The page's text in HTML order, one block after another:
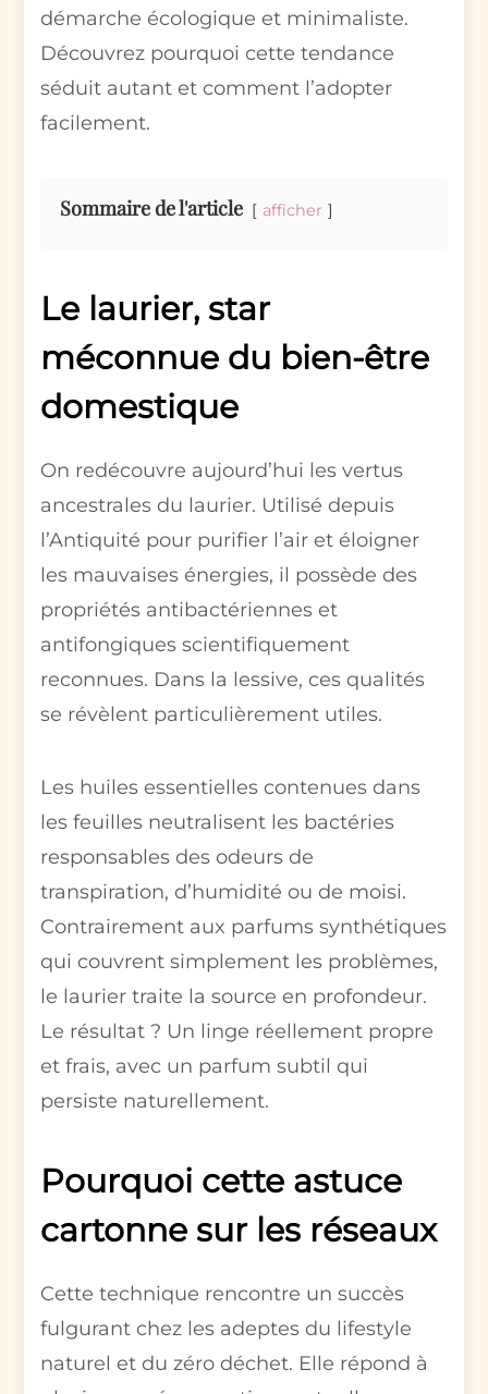
démarche écologique et minimaliste.
Découvrez pourquoi cette tendance
séduit autant et comment l’adopter
facilement.
Sommaire de l'article afficher
Le laurier, star
méconnue du bien-être
domestique
On redécouvre aujourd’hui les vertus
ancestrales du laurier. Utilisé depuis
l’Antiquité pour purifier l’air et éloigner
les mauvaises énergies, il possède des
propriétés antibactériennes et
antifongiques scientifiquement
reconnues. Dans la lessive, ces qualités
se révèlent particulièrement utiles.
Les huiles essentielles contenues dans
les feuilles neutralisent les bactéries
responsables des odeurs de
transpiration, d’humidité ou de moisi.
Contrairement aux parfums synthétiques
qui couvrent simplement les problèmes,
le laurier traite la source en profondeur.
Le résultat ? Un linge réellement propre
et frais, avec un parfum subtil qui
persiste naturellement.
Pourquoi cette astuce
cartonne sur les réseaux
Cette technique rencontre un succès
fulgurant chez les adeptes du lifestyle
naturel et du zéro déchet. Elle répond à